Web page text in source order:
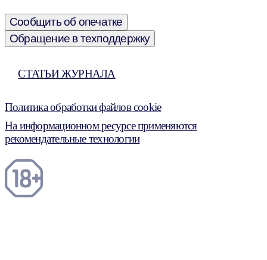
Сообщить об опечатке
Обращение в техподдержку
СТАТЬИ ЖУРНАЛА
Политика обработки файлов cookie
На информационном ресурсе применяются
рекомендательные технологии